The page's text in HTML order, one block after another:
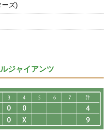
ーズ)
ジャイアンツ